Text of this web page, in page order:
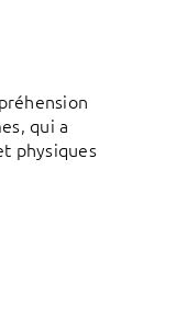
qui a
physiques